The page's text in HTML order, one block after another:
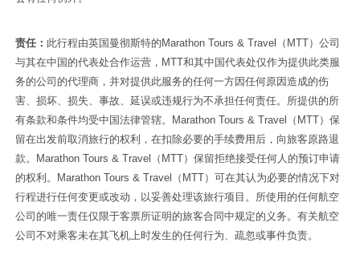
责任： 此行程由英国曼彻斯特的 Marathon Tours & Travel
（MTT）公司
与其在中国的代表处合作运营，MTT和其中国代表处仅作为提供此类服
务的公司的代理商，并对提供此服务的任何一方因任何原因造成的伤
害、损坏、损失、事故、延误或违规行为不承担任何责任。所提供的所
有条款和条件均受中国法律管辖。
Marathon Tours & Travel
（MTT）保
留在出发前取消旅行的权利，在扣除必要的手续费用后，向旅客原路退
款。
Marathon Tours & Travel
（MTT）保留拒绝接受任何人的预订申请
的权利。
Marathon Tours & Travel
（MTT）可在其认为必要的情况下对
行程进行任何变更或改动，以妥善处理该旅行项目。 所使用的任何航空
公司的唯一责任仅限于客票所证明的旅客合同中规定的义务。有关航空
公司不对乘客未在其飞机上时发生的任何行为、疏忽或事件负责。